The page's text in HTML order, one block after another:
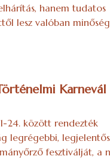
hanem tudatos
lesz valóban
Karnevál
24. között rendezték
legrégebbi,
fesztiválját, a